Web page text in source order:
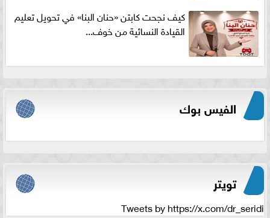
كيف نجحت كابتن «حنان البنا» في تحويل تعليم
القيادة النسائية من خوف...
الفيس بوك
تويتر
Tweets by https://x.com/dr_seridi